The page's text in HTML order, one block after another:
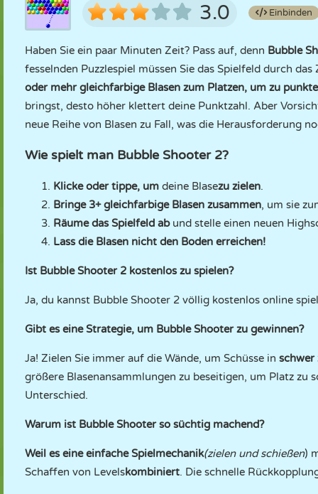
3.0 Einbinden
Haben Sie ein paar Minuten Zeit? Pass auf, denn Bubble
fesselnden Puzzlespiel müssen Sie das Spielfeld durch
oder mehr gleichfarbige Blasen zum Platzen, um zu
bringst, desto höher klettert deine Punktzahl. Aber
neue Reihe von Blasen zu Fall, was die Herausforderung
Wie spielt man Bubble Shooter 2?
Klicke oder tippe, um deine Blasezu zielen.
Bringe 3+ gleichfarbige Blasen zusammen, um sie
Räume das Spielfeld ab und stelle einen neuen
Lass die Blasen nicht den Boden erreichen!
Ist Bubble Shooter 2 kostenlos zu spielen?
Ja, du kannst Bubble Shooter 2 völlig kostenlos online
Gibt es eine Strategie, um Bubble Shooter zu gewinnen?
Ja! Zielen Sie immer auf die Wände, um Schüsse in schwer
größere Blasenansammlungen zu beseitigen, um Platz zu
Unterschied.
Warum ist Bubble Shooter so süchtig machend?
Weil es eine einfache Spielmechanik(zielen und schießen)
Schaffen von Levelskombiniert. Die schnelle